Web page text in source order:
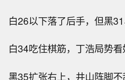
白26以下落了后手，但黑
白34吃住棋筋，丁浩局势看
黑35扩张右上，井山阵脚不